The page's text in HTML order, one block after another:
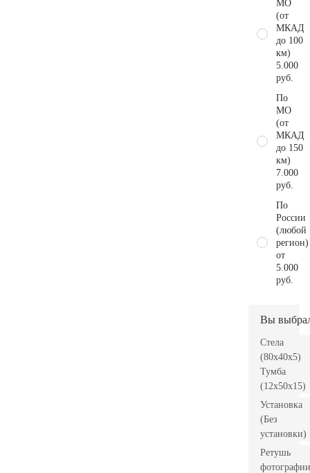
МО
(от
МКАД
до 100
км)
5.000
руб.
По
МО
(от
МКАД
до 150
км)
7.000
руб.
По
России
(любой
регион)
от
5.000
руб.
Вы
Стела
(80x40x5)
Тумба
(12x50x15)
Установка
(Без
установки)
Ретушь
фотографии